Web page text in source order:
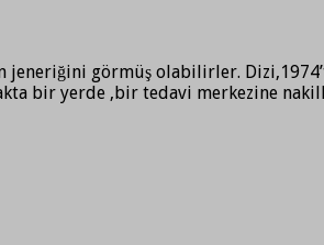
jeneriğini görmüş olabilirler.
bir yerde ,bir tedavi merkezine